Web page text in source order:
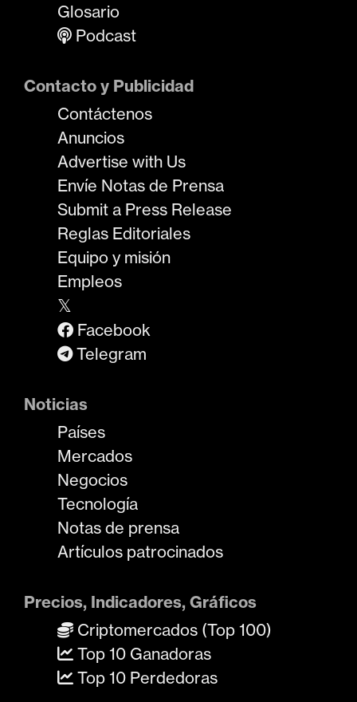
Glosario
Podcast
Contacto y Publicidad
Contáctenos
Anuncios
Advertise with Us
Envíe Notas de Prensa
Submit a Press Release
Reglas Editoriales
Equipo y misión
Empleos
𝕏
Facebook
Telegram
Noticias
Países
Mercados
Negocios
Tecnología
Notas de prensa
Artículos patrocinados
Precios, Indicadores, Gráficos
Criptomercados (Top 100)
Top 10 Ganadoras
Top 10 Perdedoras